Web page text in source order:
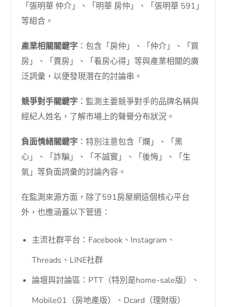
「張明華 仲介」、「明華 房仲」、「張明華 591」
等組合。
產業相關關鍵字 ：包含「房仲」、「仲介」、「買
房」、「賣房」、「看房心得」等與產業相關的廣
泛詞彙，以便發現潛在的討論串。
競爭對手關鍵字 ：監測主要競爭對手的品牌名稱與
經紀人姓名，了解市場上的聲譽分布狀況。
負面情緒關鍵字 ：特別注意包含「爛」、「黑
心」、「詐騙」、「不誠實」、「後悔」、「生
氣」等負面詞彙的討論內容。
在監測來源方面，除了591房屋網這個核心平台
外，也應涵蓋以下管道：
主流社群平台：Facebook、Instagram、
Threads、LINE社群
論壇與討論區：PTT（特別是home-sale版）、
Mobile01（房地產版）、Dcard（理財版）